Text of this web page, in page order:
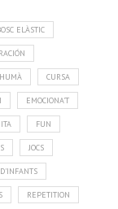
ELÀSTIC
CURSA
EMOCIONA'T
FUN
JOCS
REPETITION